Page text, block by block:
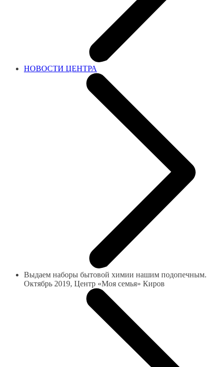
НОВОСТИ ЦЕНТРА
Выдаем наборы бытовой химии нашим подопечным.
Октябрь 2019, Центр «Моя семья» Киров